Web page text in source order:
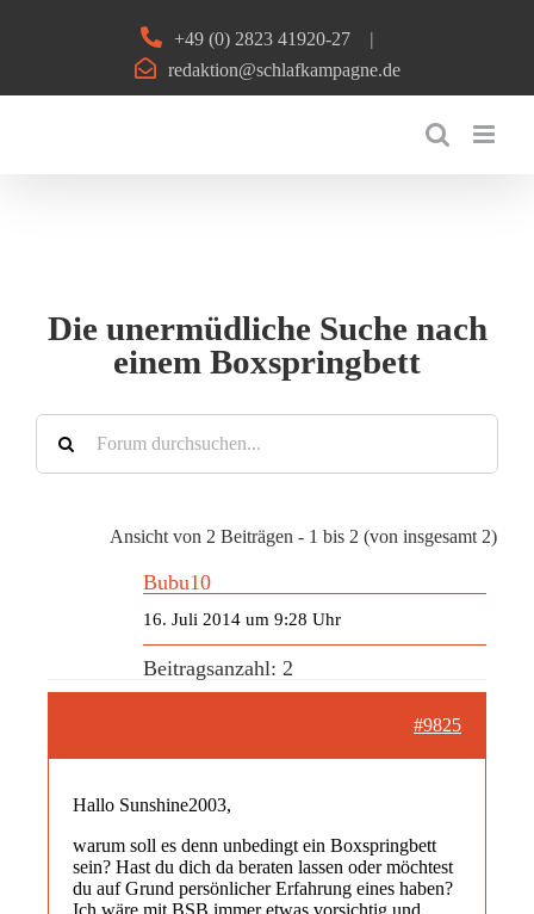
+49 (0) 2823 41920-27
|
redaktion@schlafkampagne.de
Die unermüdliche Suche nach
einem Boxspringbett
Ansicht von 2 Beiträgen - 1 bis 2 (von insgesamt 2)
Bubu10
16. Juli 2014 um 9:28 Uhr
Beitragsanzahl: 2
#9825
Hallo Sunshine2003,
warum soll es denn unbedingt ein Boxspringbett
sein? Hast du dich da beraten lassen oder möchtest
du auf Grund persönlicher Erfahrung eines haben?
Ich wäre mit BSB immer etwas vorsichtig und